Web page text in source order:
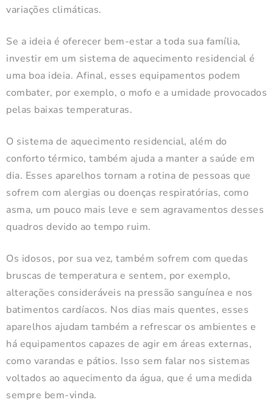
variações climáticas.
Se a ideia é oferecer bem-estar a toda sua família,
investir em um sistema de aquecimento residencial é
uma boa ideia. Afinal, esses equipamentos podem
combater, por exemplo, o mofo e a umidade provocados
pelas baixas temperaturas.
O sistema de aquecimento residencial, além do
conforto térmico, também ajuda a manter a saúde em
dia. Esses aparelhos tornam a rotina de pessoas que
sofrem com alergias ou doenças respiratórias, como
asma, um pouco mais leve e sem agravamentos desses
quadros devido ao tempo ruim.
Os idosos, por sua vez, também sofrem com quedas
bruscas de temperatura e sentem, por exemplo,
alterações consideráveis na pressão sanguínea e nos
batimentos cardíacos. Nos dias mais quentes, esses
aparelhos ajudam também a refrescar os ambientes e
há equipamentos capazes de agir em áreas externas,
como varandas e pátios. Isso sem falar nos sistemas
voltados ao aquecimento da água, que é uma medida
sempre bem-vinda.